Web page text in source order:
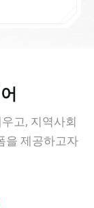
고, 지역사회
을 제공하고자